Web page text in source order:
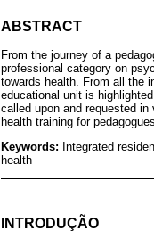
ABSTRACT
From the journey of a
professional category on
towards health. From all the
educational unit is
called upon and requested
health training for
Keywords: Integrated
health
INTRODUÇÃO